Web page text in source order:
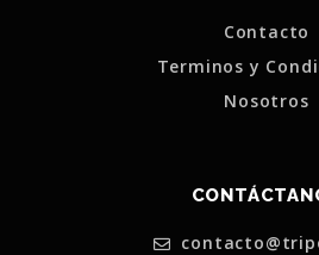
Contacto
Terminos y
Nosotros